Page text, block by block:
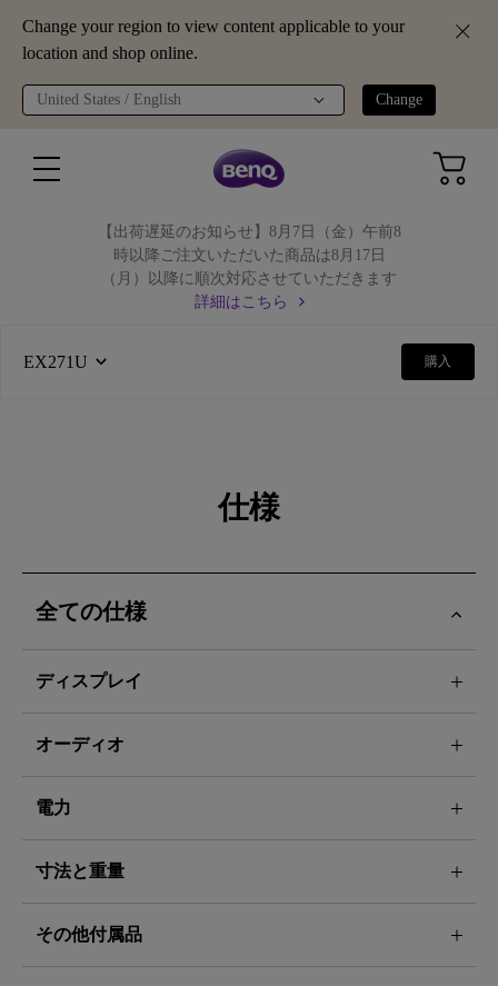
Change your region to view content applicable to your
location and shop online.
United States / English Change
【出荷遅延のお知らせ】8月7日（金）午前8
時以降ご注文いただいた商品は8月17日
（月）以降に順次対応させていただきます
詳細はこちら
EX271U 購入
仕様
全ての仕様
ディスプレイ
オーディオ
電力
寸法と重量
その他付属品